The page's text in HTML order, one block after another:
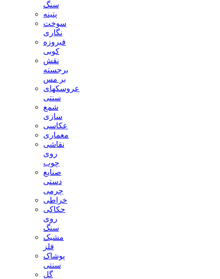
سنگ
پتینه
سوخت
نگاری
فیروزه
کوبی
نقش
برجسته
بر مس
عروسکهای
سنتی
شمع
سازی
عکاسی
معماری
نقاشی
روی
چوب
صنایع
دستی
چرمی
خراطی
حکاکی
روی
سنگ
مشبک
فلز
پوشاک
سنتی
گل